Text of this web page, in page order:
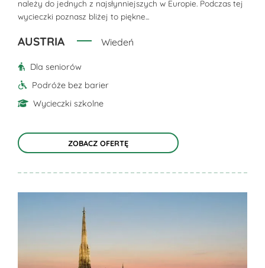
na
stronie
produktu
należy do jednych z najsłynniejszych w Europie. Podczas tej
wycieczki poznasz bliżej to piękne...
AUSTRIA Wiedeń
Dla seniorów
Podróże bez barier
Wycieczki szkolne
ZOBACZ OFERTĘ